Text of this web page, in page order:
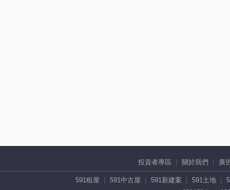
投資者專區 關於我們 廣
591租屋 591中古屋 591新建案 591土地